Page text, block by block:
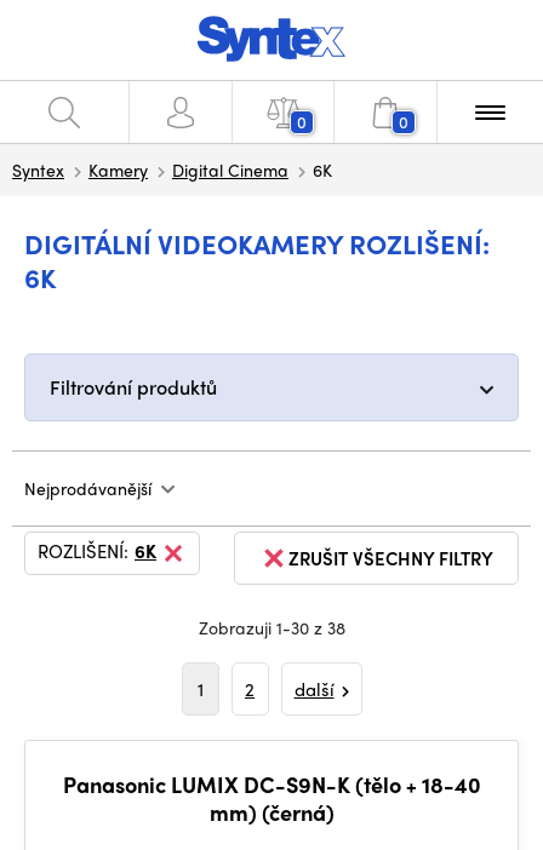
0 0
Syntex Kamery Digital Cinema 6K
DIGITÁLNÍ VIDEOKAMERY ROZLIŠENÍ:
6K
Filtrování produktů
Nejprodávanější
ZRUŠIT VŠECHNY FILTRY
ROZLIŠENÍ: 6K
Zobrazuji 1-30 z 38
1 2 další
Panasonic LUMIX DC-S9N-K (tělo + 18-40
mm) (černá)